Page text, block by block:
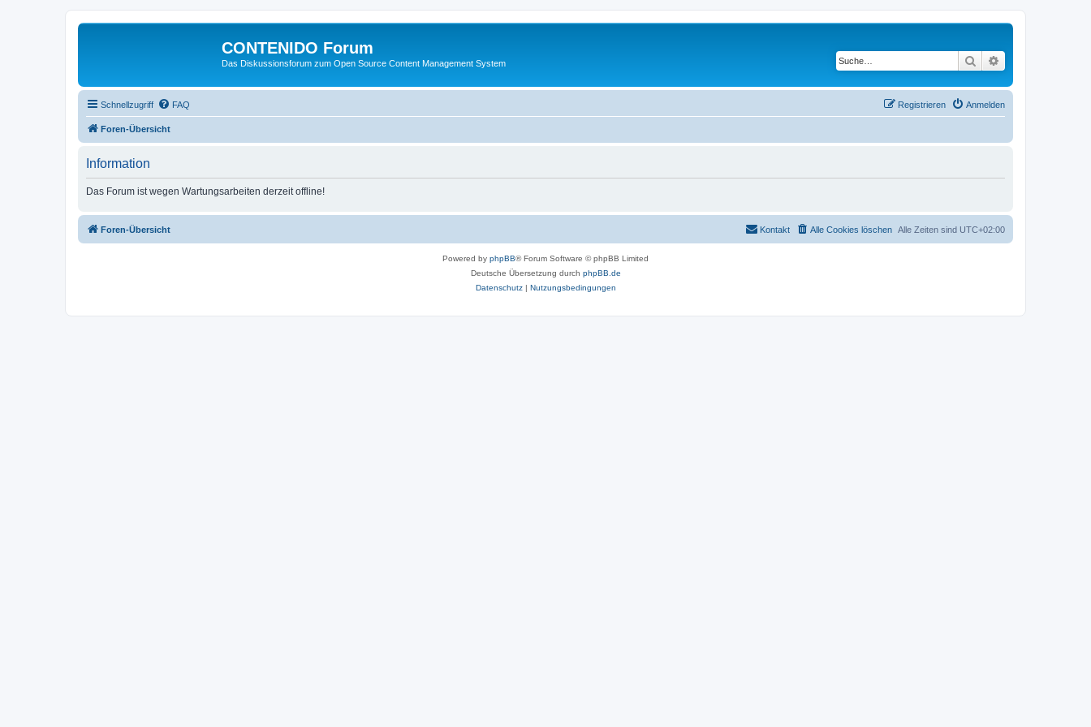
CONTENIDO Forum
Das Diskussionsforum zum Open Source Content Management System Suche
Schnellzugriff FAQ Anmelden
Registrieren
Foren-Übersicht
Information
Das Forum ist wegen Wartungsarbeiten derzeit offline!
Foren-Übersicht Alle Zeiten sind UTC+02:00
Alle Cookies löschen
Kontakt
Powered by phpBB® Forum Software © phpBB Limited
Deutsche Übersetzung durch phpBB.de
Datenschutz| Nutzungsbedingungen